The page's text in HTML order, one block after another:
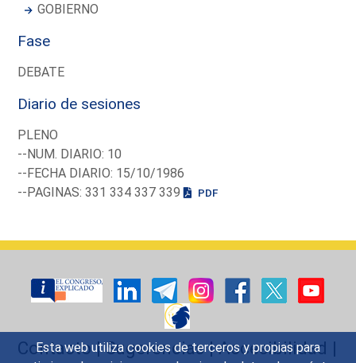
Esta web utiliza cookies de terceros y propias para
GOBIERNO
Fase
DEBATE
Diario de sesiones
PLENO
--NUM. DIARIO: 10
--FECHA DIARIO: 15/10/1986
--PAGINAS: 331 334 337 339
PDF
Contacto|Sugerencias|Accesibilidad |